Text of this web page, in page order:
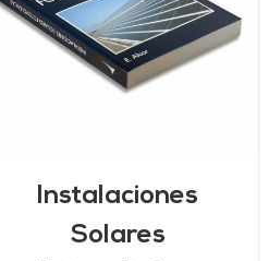
Instalaciones
Solares